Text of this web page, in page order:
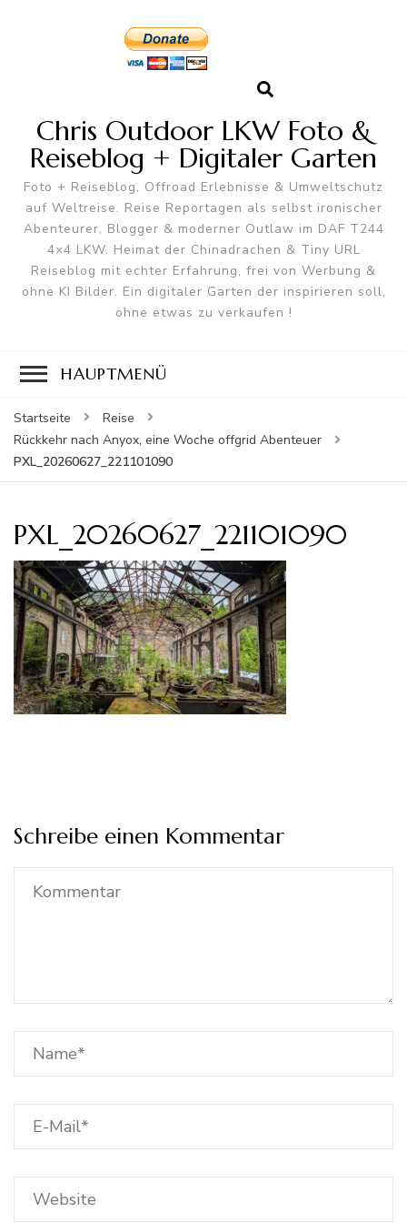
Chris Outdoor LKW Foto &
Reiseblog + Digitaler Garten
Foto + Reiseblog, Offroad Erlebnisse & Umweltschutz
auf Weltreise. Reise Reportagen als selbst ironischer
Abenteurer, Blogger & moderner Outlaw im DAF T244
4×4 LKW. Heimat der Chinadrachen & Tiny URL
Reiseblog mit echter Erfahrung, frei von Werbung &
ohne KI Bilder. Ein digitaler Garten der inspirieren soll,
ohne etwas zu verkaufen !
HAUPTMENÜ
Startseite
Reise
Rückkehr nach Anyox, eine Woche offgrid Abenteuer
PXL_20260627_221101090
PXL_20260627_221101090
Schreibe einen Kommentar